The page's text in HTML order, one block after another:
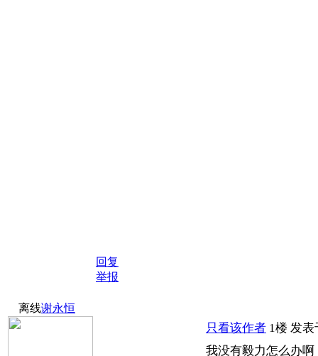
回复
举报
离线谢永恒
只看该作者 1楼 发表
我没有毅力怎么办